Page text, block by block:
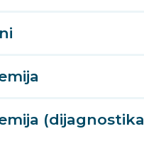
(dijagnostika